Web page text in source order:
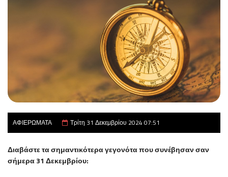
ΑΦΙΕΡΩΜΑΤΑ Τρίτη 31 Δεκεμβρίου 2024 07:51
Διαβάστε τα σημαντικότερα γεγονότα που συνέβησαν σαν
σήμερα 31 Δεκεμβρίου: